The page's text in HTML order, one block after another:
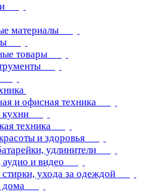
материалы
товары
и офисная техника
кухни
техника
и здоровья
удлинители
и видео
ухода за одеждой
дома